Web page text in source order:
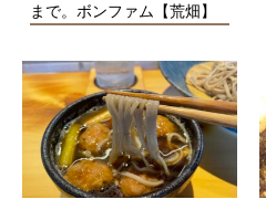
まで。ボンファム【荒畑】